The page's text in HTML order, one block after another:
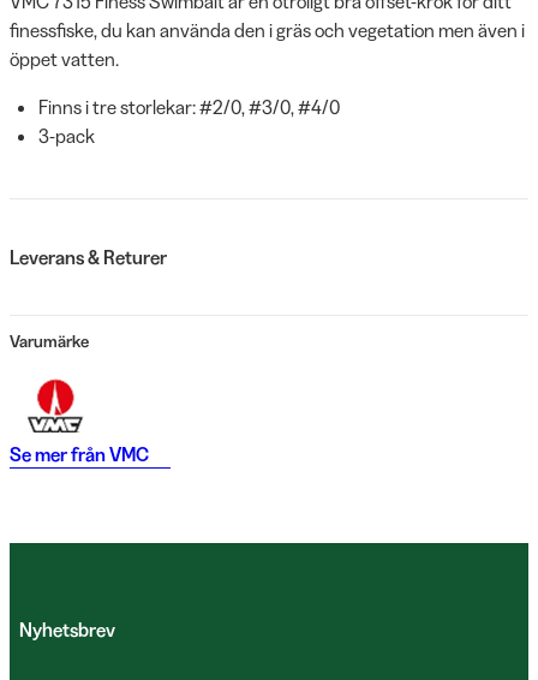
finessfiske, du kan använda den i gräs och vegetation men även i
öppet vatten.
Finns i tre storlekar: #2/0, #3/0, #4/0
3-pack
Leverans & Returer
Varumärke
Se mer frånVMC
Nyhetsbrev